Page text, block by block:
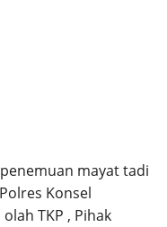
mayat tadi
Konsel
TKP , Pihak